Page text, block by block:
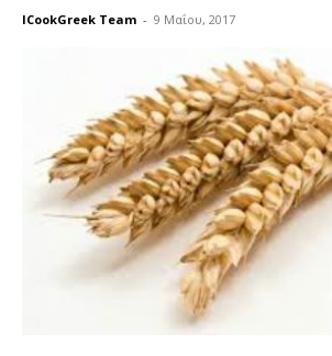
ICookGreek Team - 9 Μαΐου, 2017